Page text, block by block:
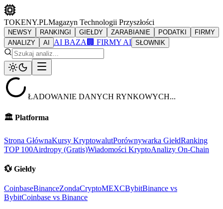
TOKENY.PLMagazyn Technologii Przyszłości
NEWSY RANKINGI GIEŁDY ZARABIANIE PODATKI
FIRMY
ANALIZY
AI AI BAZA 🏢 FIRMY AI SŁOWNIK
ŁADOWANIE DANYCH RYNKOWYCH...
🏛️ Platforma
Strona GłównaKursy KryptowalutPorównywarka GiełdRanking
TOP 100Airdropy (Gratis)Wiadomości KryptoAnalizy On-Chain
💱 Giełdy
CoinbaseBinanceZondaCryptoMEXCBybitBinance vs
BybitCoinbase vs Binance